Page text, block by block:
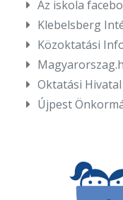
Az iskola
Klebelsberg
Közoktatási
Oktatási Hivatal
Újpest